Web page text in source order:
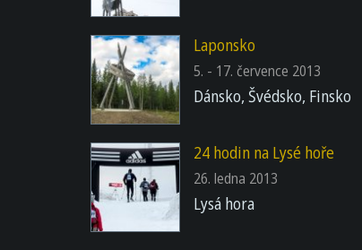
Laponsko
5. - 17. července 2013
Dánsko, Švédsko, Finsko
24 hodin na Lysé hoře
26. ledna 2013
Lysá hora